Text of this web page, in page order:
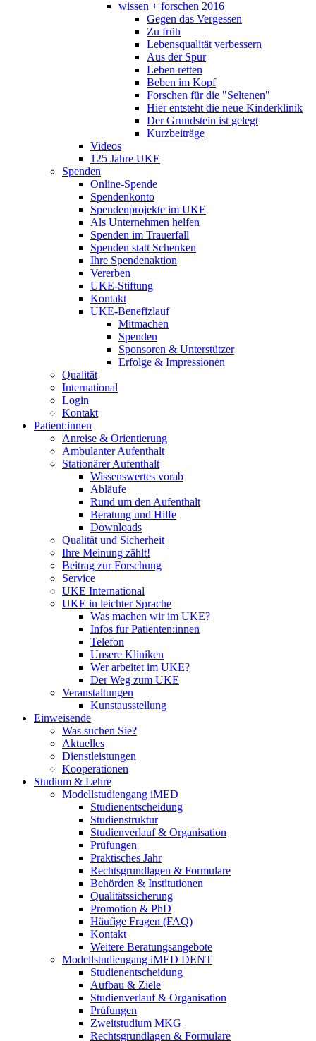
wissen + forschen 2016
Gegen das Vergessen
Zu früh
Lebensqualität verbessern
Aus der Spur
Leben retten
Beben im Kopf
Forschen für die "Seltenen"
Hier entsteht die neue Kinderklinik
Der Grundstein ist gelegt
Kurzbeiträge
Videos
125 Jahre UKE
Spenden
Online-Spende
Spendenkonto
Spendenprojekte im UKE
Als Unternehmen helfen
Spenden im Trauerfall
Spenden statt Schenken
Ihre Spendenaktion
Vererben
UKE-Stiftung
Kontakt
UKE-Benefizlauf
Mitmachen
Spenden
Sponsoren & Unterstützer
Erfolge & Impressionen
Qualität
International
Login
Kontakt
Patient:innen
Anreise & Orientierung
Ambulanter Aufenthalt
Stationärer Aufenthalt
Wissenswertes vorab
Abläufe
Rund um den Aufenthalt
Beratung und Hilfe
Downloads
Qualität und Sicherheit
Ihre Meinung zählt!
Beitrag zur Forschung
Service
UKE International
UKE in leichter Sprache
Was machen wir im UKE?
Infos für Patienten:innen
Telefon
Unsere Kliniken
Wer arbeitet im UKE?
Der Weg zum UKE
Veranstaltungen
Kunstausstellung
Einweisende
Was suchen Sie?
Aktuelles
Dienstleistungen
Kooperationen
Studium & Lehre
Modellstudiengang iMED
Studienentscheidung
Studienstruktur
Studienverlauf & Organisation
Prüfungen
Praktisches Jahr
Rechtsgrundlagen & Formulare
Behörden & Institutionen
Qualitätssicherung
Promotion & PhD
Häufige Fragen (FAQ)
Kontakt
Weitere Beratungsangebote
Modellstudiengang iMED DENT
Studienentscheidung
Aufbau & Ziele
Studienverlauf & Organisation
Prüfungen
Zweitstudium MKG
Rechtsgrundlagen & Formulare